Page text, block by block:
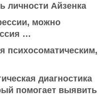
личности Айзенка
можно
…
психосоматическим,
диагностика
помогает выявить